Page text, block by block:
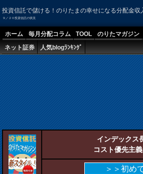
投資信託で儲ける！のりたまの幸せになる分配金収
９／２０投資信託の状況
ホーム 毎月分配コラム TOOL のりたマガジン
ネット証券
人気blogﾗﾝｷﾝｸﾞ
インデックス
コスト優先主
＞＞初め